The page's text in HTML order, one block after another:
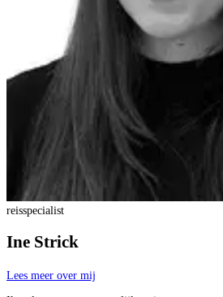
reisspecialist
Ine Strick
Lees meer over mij